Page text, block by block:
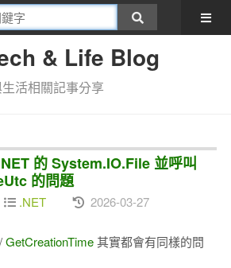
& Life Blog
活相關記事分享
的 System.IO.File 並呼叫
的問題
.NET 2026-03-27
/GetCreationTime其實都會有同樣的問